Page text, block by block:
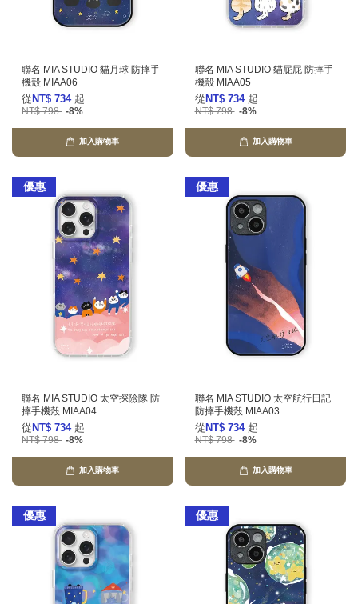
聯名 MIA STUDIO 貓月球 防摔手
機殼 MIAA06
從 NT$ 734 起
NT$ 798 -8%
加入購物車
聯名 MIA STUDIO 貓屁屁 防摔手
機殼 MIAA05
從 NT$ 734 起
NT$ 798 -8%
加入購物車
優惠
聯名 MIA STUDIO 太空探險隊 防
摔手機殼 MIAA04
從 NT$ 734 起
NT$ 798 -8%
加入購物車
優惠
聯名 MIA STUDIO 太空航行日記
防摔手機殼 MIAA03
從 NT$ 734 起
NT$ 798 -8%
加入購物車
優惠 優惠